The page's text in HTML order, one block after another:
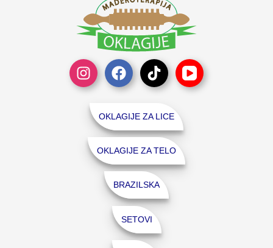
OKLAGIJE ZA LICE
OKLAGIJE ZA TELO
BRAZILSKA
SETOVI